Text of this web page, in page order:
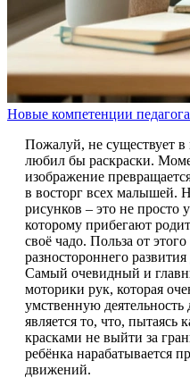
Новые компетенции
Пожалуй, не существует
любил бы раскраски.
изображение
в восторг всех малышей.
рисунков – это не просто
которому прибегают
своё чадо. Польза от
разностороннего
Самый очевидный и
моторики рук, которая
умственную
является то, что, пытаясь
красками не выйти за
ребёнка нарабатывается
движений.